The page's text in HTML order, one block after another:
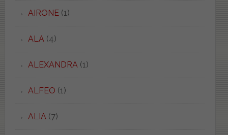
AIRONE(1)
ALA (4)
ALEXANDRA (1)
ALFEO (1)
ALIA (7)